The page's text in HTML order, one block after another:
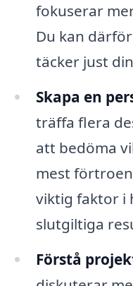
fokuserar
Du kan
täcker just
Skapa en
träffa flera
att bedöma
mest
viktig faktor i
slutgiltiga
Förstå